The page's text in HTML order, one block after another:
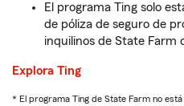
El programa Ting solo
de póliza de seguro de
inquilinos de State Farm
Explora Ting
* El programa Ting de State Farm no